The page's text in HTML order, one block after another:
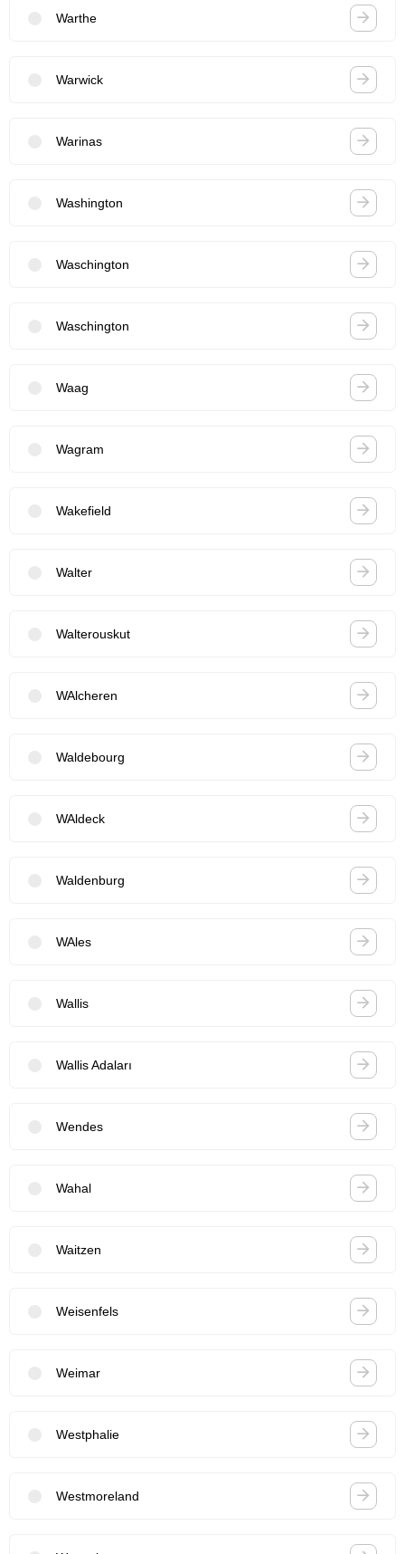
Warthe
Warwick
Warinas
Washington
Waschington
Waschington
Waag
Wagram
Wakefield
Walter
Walterouskut
WAlcheren
Waldebourg
WAldeck
Waldenburg
WAles
Wallis
Wallis Adaları
Wendes
Wahal
Waitzen
Weisenfels
Weimar
Westphalie
Westmoreland